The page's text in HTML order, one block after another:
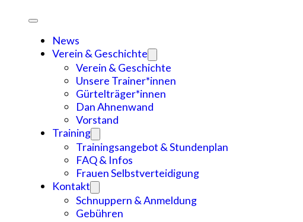
News
Verein & Geschichte
Verein & Geschichte
Unsere Trainer*innen
Gürtelträger*innen
Dan Ahnenwand
Vorstand
Training
Trainingsangebot & Stundenplan
FAQ & Infos
Frauen Selbstverteidigung
Kontakt
Schnuppern & Anmeldung
Gebühren